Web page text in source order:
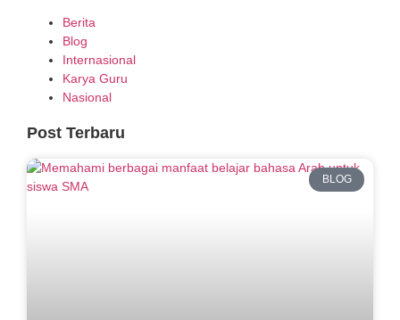
Berita
Blog
Internasional
Karya Guru
Nasional
Post Terbaru
BLOG